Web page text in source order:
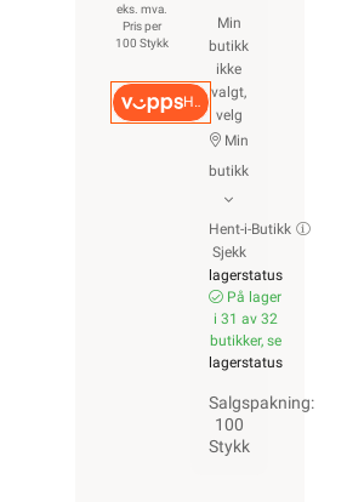
eks. mva.
Pris per
100 Stykk
Hurtigkasse
Min
butikk
ikke
valgt,
velg
Min
butikk
Hent-i-Butikk
Sjekk
lagerstatus
På lager
i 31 av 32
butikker, se
lagerstatus
Salgspakning:
100
Stykk